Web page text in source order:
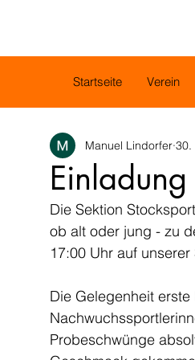
Startseite Verein
Manuel Lindorfer 30.
Die Sektion
ob alt oder jung - zu
17:00 Uhr auf
Die Gelegenheit
Probeschwünge